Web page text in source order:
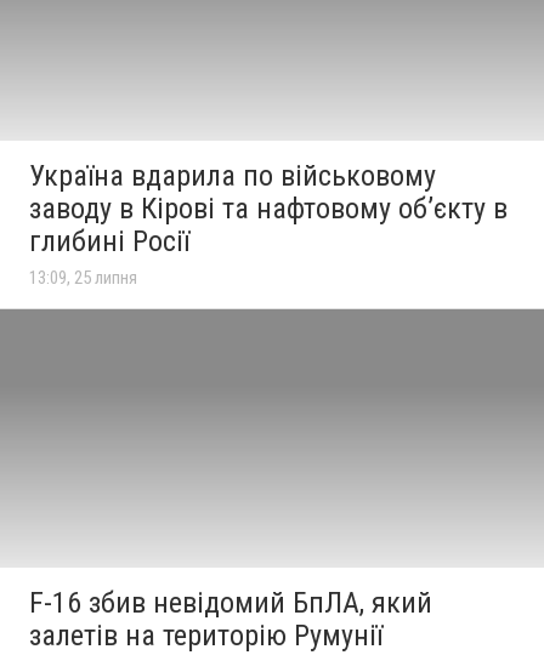
Україна вдарила по військовому
заводу в Кірові та нафтовому об’єкту в
глибині Росії
13:09, 25 липня
F-16 збив невідомий БпЛА, який
залетів на територію Румунії